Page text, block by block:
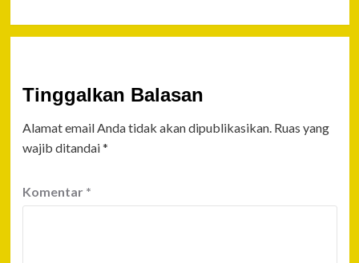
Tinggalkan Balasan
Alamat email Anda tidak akan dipublikasikan. Ruas yang
wajib ditandai*
Komentar *